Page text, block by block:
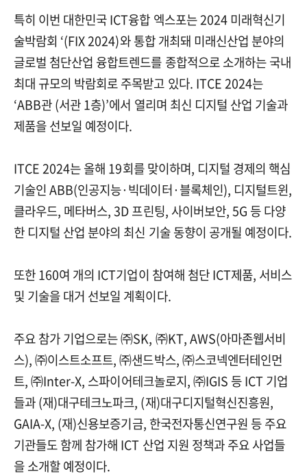
특히 이번 대한민국 ICT융합 엑스포는 2024 미래혁신기
술박람회 ‘(FIX 2024)와 통합 개최돼 미래신산업 분야의
글로벌 첨단산업 융합트렌드를 종합적으로 소개하는 국내
최대 규모의 박람회로 주목받고 있다. ITCE 2024는
‘ABB관 (서관 1층)’에서 열리며 최신 디지털 산업 기술과
제품을 선보일 예정이다.
ITCE 2024는 올해 19회를 맞이하며, 디지털 경제의 핵심
기술인 ABB(인공지능·빅데이터·블록체인), 디지털트윈,
클라우드, 메타버스, 3D 프린팅, 사이버보안, 5G 등 다양
한 디지털 산업 분야의 최신 기술 동향이 공개될 예정이다.
또한 160여 개의 ICT기업이 참여해 첨단 ICT제품, 서비스
및 기술을 대거 선보일 계획이다.
주요 참가 기업으로는 ㈜SK, ㈜KT, AWS(아마존웹서비
스), ㈜이스트소프트, ㈜샌드박스, ㈜스코넥엔터테인먼
트, ㈜Inter-X, 스파이어테크놀로지, ㈜IGIS 등 ICT 기업
들과 (재)대구테크노파크, (재)대구디지털혁신진흥원,
GAIA-X, (재)신용보증기금, 한국전자통신연구원 등 주요
기관들도 함께 참가해 ICT 산업 지원 정책과 주요 사업들
을 소개할 예정이다.